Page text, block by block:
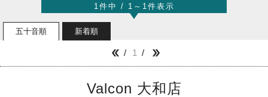
1件中 / 1～1件表示
五十音順 新着順
 1 
Valcon 大和店